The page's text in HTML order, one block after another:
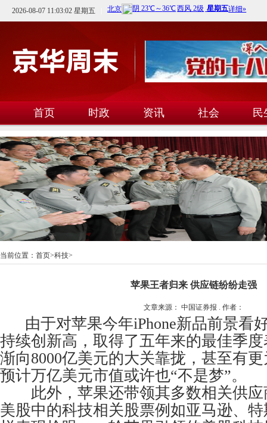
2026-08-07 11:03:03 星期五
首页 时政 资讯 社会
民
文教
卫生 科技
当前位置： 首页>科技>
苹果王者归来 供应链纷纷走强
文章来源： 中国证券报 . 作者：
由于对苹果今年iPhone新品前景看
持续创新高，取得了五年来的最佳季
渐向8000亿美元的大关靠拢，甚至有
预计万亿美元市值或许也“不是梦”。
此外，苹果还带领其多数相关供应
美股中的科技相关股票例如亚马逊、